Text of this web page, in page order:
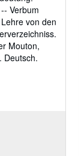
Verbum
von den
Mouton,
Deutsch.